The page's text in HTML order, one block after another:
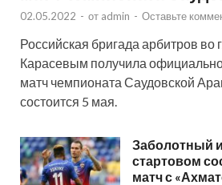
02.05.2022 - от admin - Оставьте
Российская бригада арбитров во
Карасевым получила
матч чемпионата Саудовской
состоится 5 мая.
Заболотный
стартовом
матч с